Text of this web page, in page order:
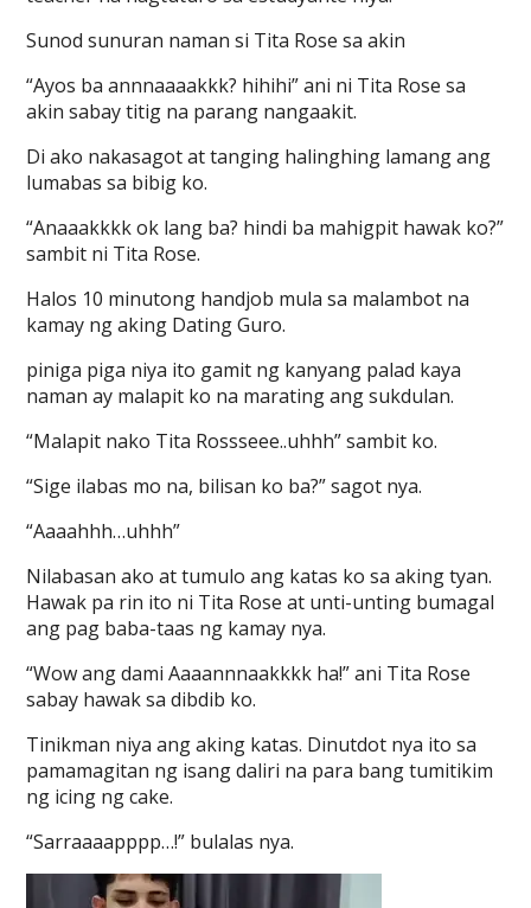
Sunod sunuran naman si Tita Rose sa akin
“Ayos ba annnaaaakkk? hihihi” ani ni Tita Rose sa
akin sabay titig na parang nangaakit.
Di ako nakasagot at tanging halinghing lamang ang
lumabas sa bibig ko.
“Anaaakkkk ok lang ba? hindi ba mahigpit hawak ko?”
sambit ni Tita Rose.
Halos 10 minutong handjob mula sa malambot na
kamay ng aking Dating Guro.
piniga piga niya ito gamit ng kanyang palad kaya
naman ay malapit ko na marating ang sukdulan.
“Malapit nako Tita Rossseee..uhhh” sambit ko.
“Sige ilabas mo na, bilisan ko ba?” sagot nya.
“Aaaahhh…uhhh”
Nilabasan ako at tumulo ang katas ko sa aking tyan.
Hawak pa rin ito ni Tita Rose at unti-unting bumagal
ang pag baba-taas ng kamay nya.
“Wow ang dami Aaaannnaakkkk ha!” ani Tita Rose
sabay hawak sa dibdib ko.
Tinikman niya ang aking katas. Dinutdot nya ito sa
pamamagitan ng isang daliri na para bang tumitikim
ng icing ng cake.
“Sarraaaapppp…!” bulalas nya.